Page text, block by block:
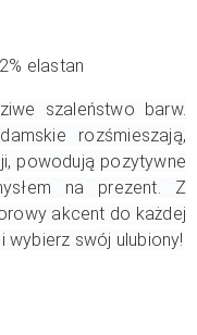
2% elastan
szaleństwo barw.
rozśmieszają,
powodują pozytywne
na prezent. Z
akcent do każdej
swój ulubiony!